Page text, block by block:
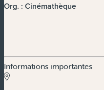
Org. : Cinémathèque
Informations importantes